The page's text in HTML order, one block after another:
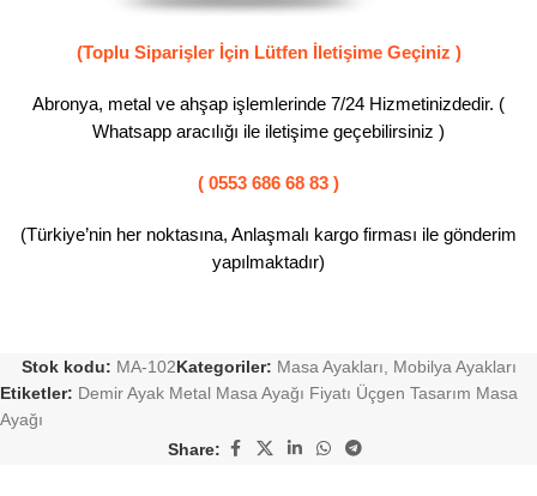
(Toplu Siparişler İçin Lütfen İletişime Geçiniz )
Abronya, metal ve ahşap işlemlerinde 7/24 Hizmetinizdedir. (
Whatsapp aracılığı ile iletişime geçebilirsiniz )
( 0553 686 68 83 )
(Türkiye’nin her noktasına, Anlaşmalı kargo firması ile gönderim
yapılmaktadır)
Stok kodu: MA-102Kategoriler: Masa Ayakları, Mobilya Ayakları
Etiketler: Demir Ayak Metal Masa Ayağı Fiyatı Üçgen Tasarım Masa
Ayağı
Share: